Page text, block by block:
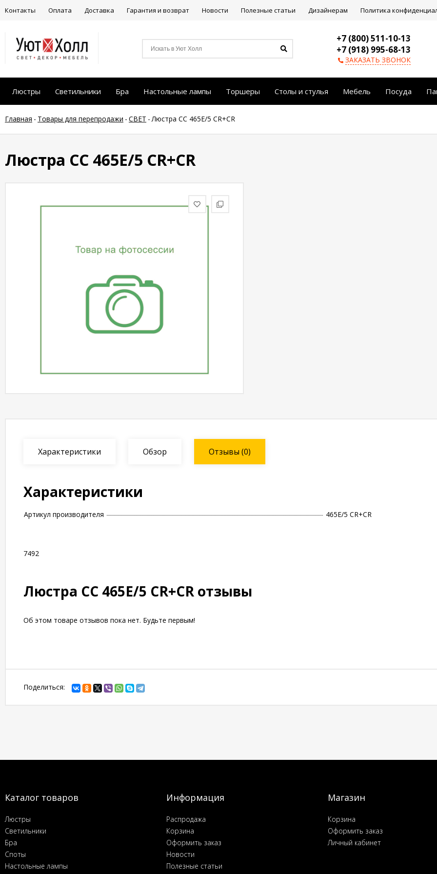
Контакты Оплата Доставка Гарантия и возврат Новости Полезные статьи Дизайнерам Политика
+7 (800) 511-10-13
+7 (918) 995-68-13
ЗАКАЗАТЬ ЗВОНОК
Люстры Светильники Бра Настольные лампы Торшеры Столы и стулья Мебель Посуда
Главная - Товары для перепродажи - СВЕТ - Люстра СС 465E/5 CR+CR
Люстра СС 465E/5 CR+CR
Характеристики Обзор Отзывы (0)
Характеристики
Артикул производителя 465E/5 CR+CR
7492
Люстра СС 465E/5 CR+CR отзывы
Об этом товаре отзывов пока нет. Будьте первым!
Поделиться:
Каталог товаров
Люстры
Светильники
Бра
Споты
Настольные лампы
Информация
Распродажа
Корзина
Оформить заказ
Новости
Полезные статьи
Магазин
Корзина
Оформить заказ
Личный кабинет